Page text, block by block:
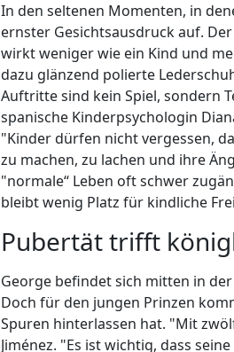
In den seltenen Momenten, in
ernster Gesichtsausdruck auf.
wirkt weniger wie ein Kind und
dazu glänzend polierte
Auftritte sind kein Spiel, sondern
spanische Kinderpsychologin
"Kinder dürfen nicht vergessen,
zu machen, zu lachen und ihre
"normale“ Leben oft schwer
bleibt wenig Platz für kindliche
Pubertät trifft
George befindet sich mitten in
Doch für den jungen Prinzen
Spuren hinterlassen hat. "Mit
Jiménez. "Es ist wichtig, dass